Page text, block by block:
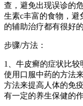
查，避免出现误诊的
生素c丰富的食物，避
的辅助治疗都有很好的
步骤/方法：
1、牛皮癣的症状比
使用口服中药的方法
方法来提高人体的免
有一定的养生保健的作